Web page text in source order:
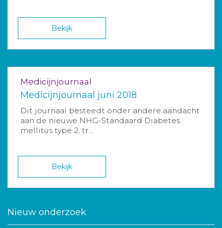
Bekijk
Medicijnjournaal
Medicijnjournaal juni 2018
Dit journaal besteedt onder andere aandacht
aan de nieuwe NHG-Standaard Diabetes
mellitus type 2, tr...
Bekijk
Nieuw onderzoek